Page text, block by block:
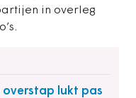
in overleg
overstap lukt pas